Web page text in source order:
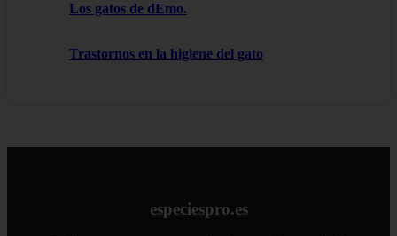
Los gatos de dEmo.
Trastornos en la higiene del gato
especiespro.es